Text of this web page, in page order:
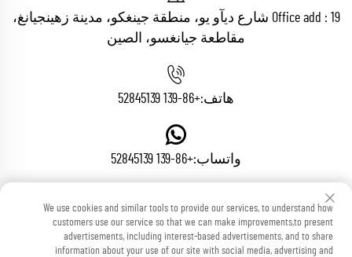
Office add : 19 شارع ديآو يو، منطقة جينغكو، مدينة زهينجيانغ،
مقاطعة جيانغسو، الصين
هاتف:+86-139 52845139
واتساب:+86-139 52845139
البريد الإلكتروني:[email protected]
We use cookies and similar tools to provide our services, to understand how
customers use our service so that we can make improvements,to present
advertisements, including interest-based advertisements, and to share
information about your use of our site with social media, advertising and